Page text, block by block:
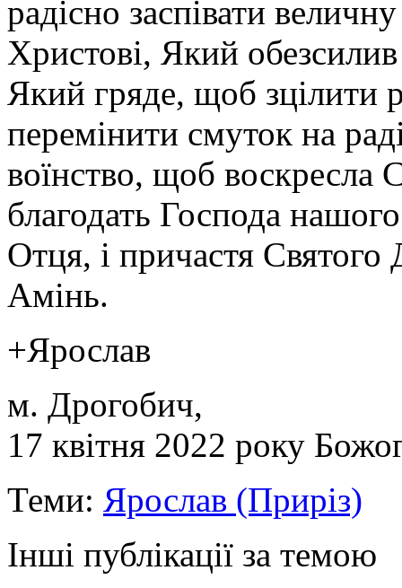
радісно заспівати
Христові, Який
Який гряде, щоб зцілити
перемінити смуток на
воїнство, щоб воскресла
благодать Господа
Отця, і причастя Святого
Амінь.
+Ярослав
м. Дрогобич,
17 квітня 2022 року
Теми: Ярослав (Приріз)
Інші публікації за темою